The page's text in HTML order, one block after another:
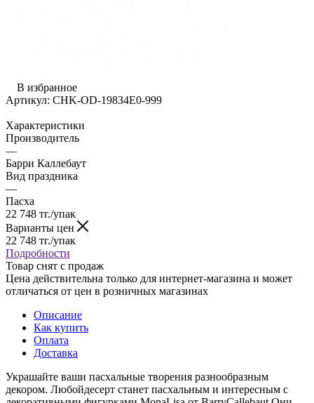
В избранное
Артикул: CHK-OD-19834E0-999
Характеристики
Производитель
—
Барри Каллебаут
Вид праздника
—
Пасха
22 748 тг./упак
Варианты цен
22 748 тг./упак
Подробности
Товар снят с продаж
Цена действительна только для интернет-магазина и может
отличаться от цен в розничных магазинах
Описание
Как купить
Оплата
Доставка
Украшайте ваши пасхальные творения разнообразным
декором. Любойдесерт станет пасхальным и интересным с